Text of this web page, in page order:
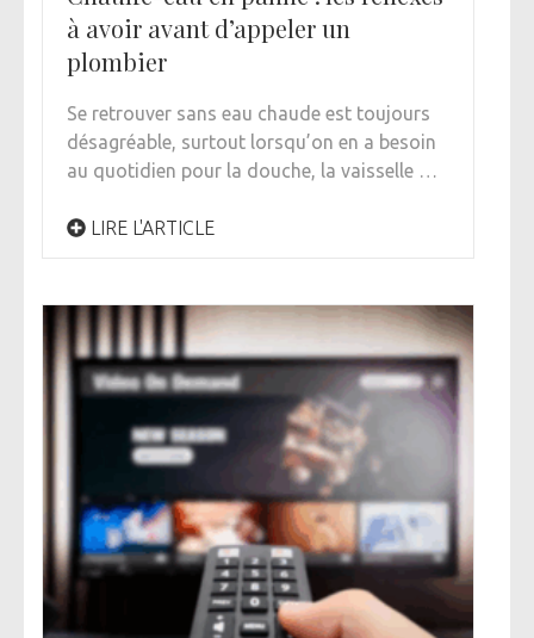
à avoir avant d’appeler un
plombier
Se retrouver sans eau chaude est toujours
désagréable, surtout lorsqu’on en a besoin
au quotidien pour la douche, la vaisselle …
LIRE L'ARTICLE